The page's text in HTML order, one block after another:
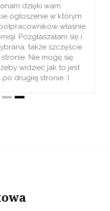
dzięki wam.
ogłoszenie w którym
właśnie
Pozgłaszałam się i
także szczęście
Nie mogę się
widzieć jak to jest
po drugiej stronie :)